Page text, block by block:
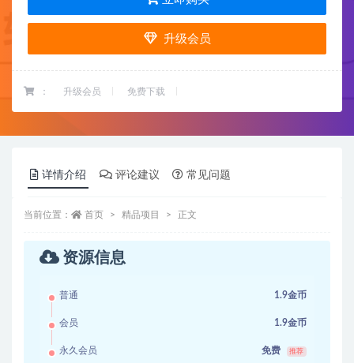
升级会员
： 升级会员 免费下载
详情介绍 评论建议 常见问题
当前位置： 首页 精品项目 正文
资源信息
普通 1.9金币
会员 1.9金币
永久会员 免费 推荐